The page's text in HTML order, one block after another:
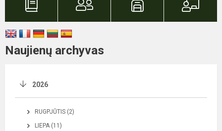
Naujienų archyvas
2026
RUGPJŪTIS (2)
LIEPA (11)